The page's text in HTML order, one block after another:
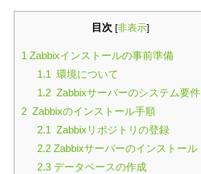
目次 [非表示]
1 Zabbixインストールの事前準備
1.1 環境について
1.2Zabbixサーバーのシステム要件
2 Zabbixのインストール手順
2.1 Zabbixリポジトリの登録
2.2Zabbixサーバーのインストール
2.3データベースの作成